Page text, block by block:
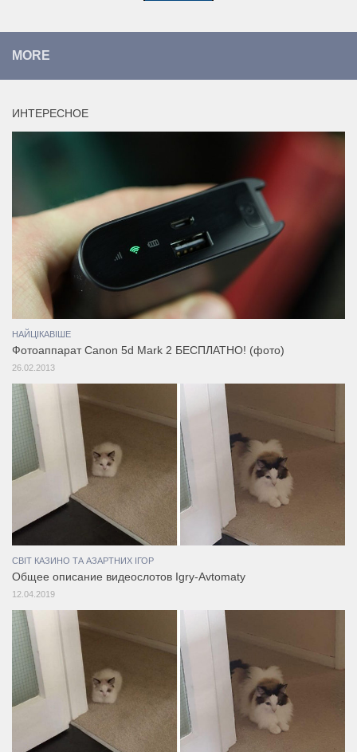
MORE
ИНТЕРЕСНОЕ
НАЙЦІКАВІШЕ
Фотоаппарат Canon 5d Mark 2 БЕСПЛАТНО! (фото)
26.02.2013
СВІТ КАЗИНО ТА АЗАРТНИХ ІГОР
Общее описание видеослотов Igry-Avtomaty
12.04.2019